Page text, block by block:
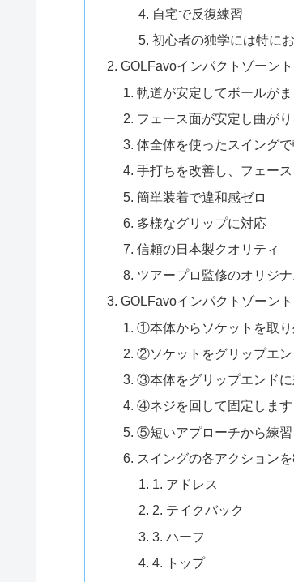
自宅で反復練習
初心者の独学には特に
GOLFavoインパクトゾーン
軌道が安定してボールが
フェース面が安定し曲が
体全体を使ったスイング
手打ちを改善し、フェー
簡単装着で違和感ゼロ
多様なグリップに対応
信頼の日本製クオリティ
ツアープロ監修のオリジ
GOLFavoインパクトゾーン
①本体からソケットを取り
②ソケットをグリップエ
③本体をグリップエンドに
④ネジを回して固定します
⑤短いアプローチから練習
スイングの各アクション
1. アドレス
2. テイクバック
3. ハーフ
4. トップ